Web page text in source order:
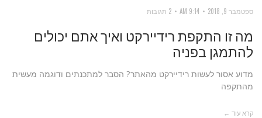
ספטמבר 9, 2018 9:14 AM 2 תגובות
מה זו התקפת רידיירקט ואיך אתם יכולים
להתמגן בפניה
מדוע אסור לעשות רידיירקט מהאתר? הסבר למתכנתים ודוגמה מעשית
מהתקפה
קרא עוד ←